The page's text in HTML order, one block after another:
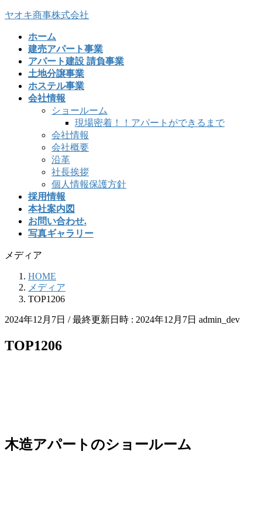
コ
ナ
ヤオキ商事株式会社
ホーム
建売アパート事業
アパート建設 請負事業
土地分譲事業
ホステル事業
会社情報
ショールーム
現場密着！！アパートができるまで
会社情報
会社概要
沿革
社長挨拶
個人情報保護方針
採用情報
本社案内図
お問い合わせ.
写真ギャラリー
メディア
HOME
メディア
TOP1206
2024年12月7日 / 最終更新日時 : 2024年12月7日 admin_dev
TOP1206
木造アパートのショールーム